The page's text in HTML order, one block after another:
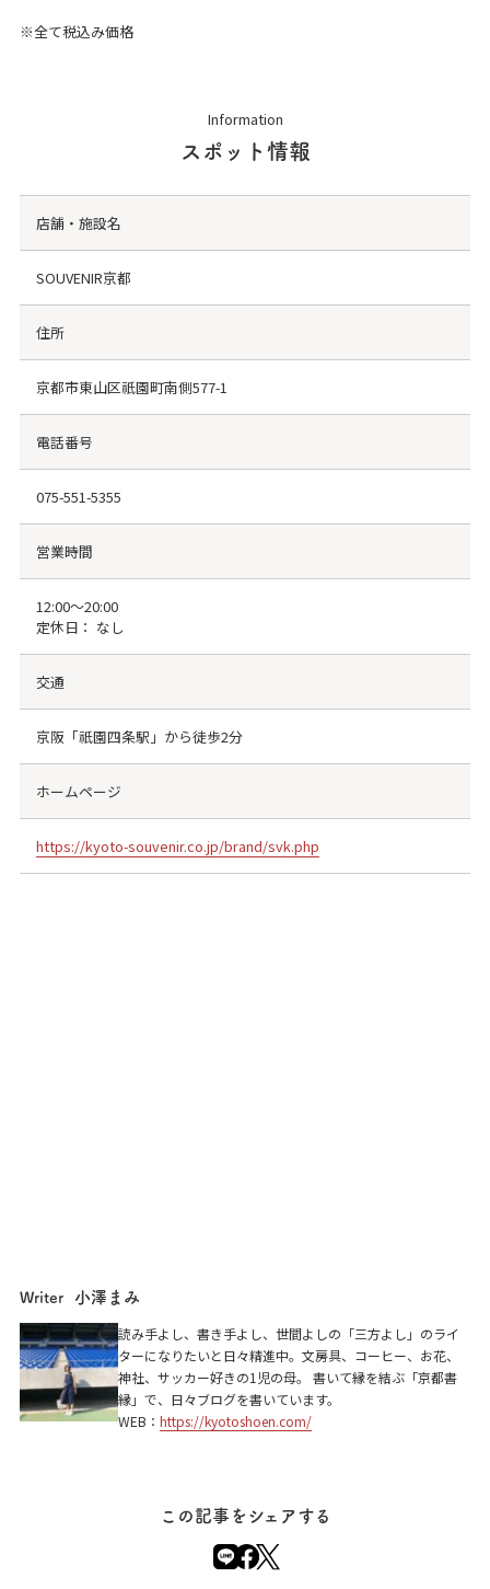
※全て税込み価格
Information
スポット情報
店舗・施設名
SOUVENIR京都
住所
京都市東山区祇園町南側577-1
電話番号
075-551-5355
営業時間
12:00～20:00
定休日： なし
交通
京阪「祇園四条駅」から徒歩2分
ホームページ
https://kyoto-souvenir.co.jp/brand/svk.php
Writer 小澤まみ
読み手よし、書き手よし、世間よしの「三方よし」のライ
ターになりたいと日々精進中。文房具、コーヒー、お花、
神社、サッカー好きの1児の母。 書いて縁を結ぶ「京都書
縁」で、日々ブログを書いています。
WEB： https://kyotoshoen.com/
この記事をシェアする